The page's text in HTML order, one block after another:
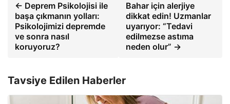
← Deprem Psikolojisi ile
başa çıkmanın yolları:
Psikolojimizi depremde
ve sonra nasıl
koruyoruz?
Bahar için alerjiye
dikkat edin! Uzmanlar
uyarıyor: “Tedavi
edilmezse astıma
neden olur” →
Tavsiye Edilen Haberler